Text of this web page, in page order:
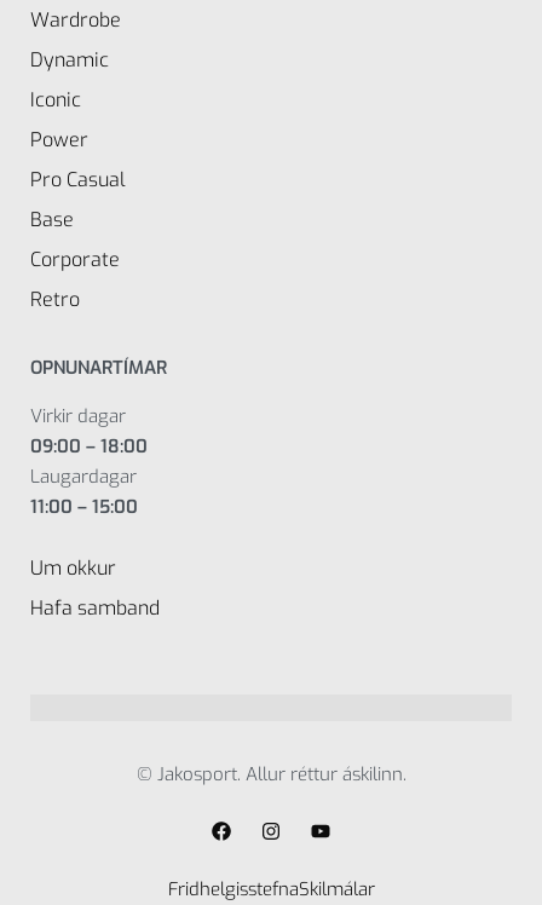
Wardrobe
Dynamic
Iconic
Power
Pro Casual
Base
Corporate
Retro
OPNUNARTÍMAR
Virkir dagar
09:00 – 18:00
Laugardagar
11:00 – 15:00
Um okkur
Hafa samband
© Jakosport. Allur réttur áskilinn.
FridhelgisstefnaSkilmálar